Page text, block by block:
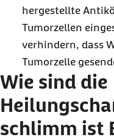
hergestellte
Tumorzellen
verhindern, dass
Tumorzelle
Wie sind die
schlimm ist